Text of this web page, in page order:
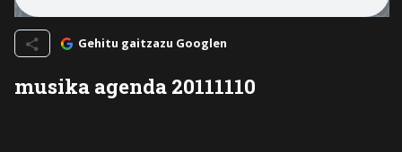
Gehitu gaitzazu Googlen
musika agenda 20111110